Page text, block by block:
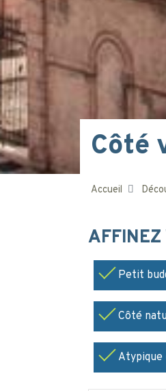
Côté
Accueil
AFFINEZ
Petit
Côté
Atypique